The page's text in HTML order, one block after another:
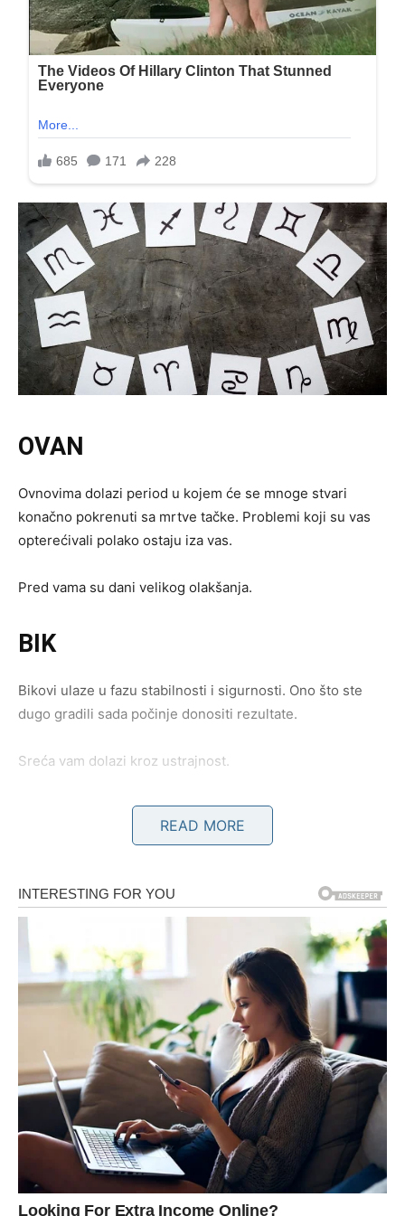
OVAN
Ovnovima dolazi period u kojem će se mnoge stvari
konačno pokrenuti sa mrtve tačke. Problemi koji su vas
opterećivali polako ostaju iza vas.
Pred vama su dani velikog olakšanja.
BIK
Bikovi ulaze u fazu stabilnosti i sigurnosti. Ono što ste
dugo gradili sada počinje donositi rezultate.
Sreća vam dolazi kroz ustrajnost.
svakom koraku. Ljudi, prilike i okolnosti rade u vašu
korist.
Pred vama su veoma lijepi dani.
RAK
Rakovima dolazi emotivna sreća. Jedna osoba pokazuje
koliko joj značite i vraća vam vjeru u lijepe ljubavne priče.
Ovo je period topline i zadovoljstva.
LAV
READ MORE